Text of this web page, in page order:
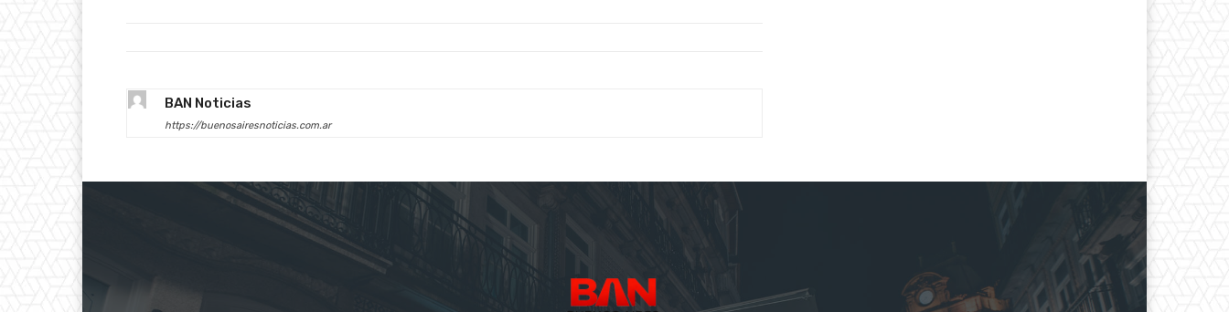
BAN Noticias
https://buenosairesnoticias.com.ar